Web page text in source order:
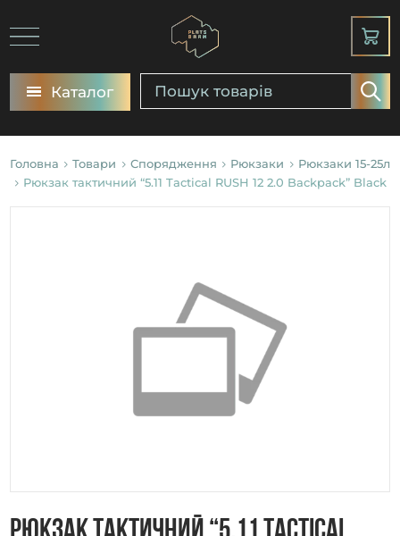
Каталог
Головна Товари Спорядження Рюкзаки
Рюкзаки 15-25л
Рюкзак тактичний “5.11 Tactical RUSH 12 2.0 Backpack” Black